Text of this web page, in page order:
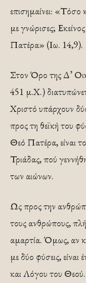
επισημαίνει: «Τόσο
με γνώρισες; Εκείνος
Πατέρα» (Ιω. 14,9).
Στον Όρο της Δ’
451 μ.Χ.)
Χριστό υπάρχουν
προς τη θεϊκή του
Θεό Πατέρα, είναι
Τριάδας, πού
των αιώνων.
Ως προς την
τους ανθρώπους,
αμαρτία. Όμως, αν
με δύο φύσεις,
και Λόγου του Θεού.